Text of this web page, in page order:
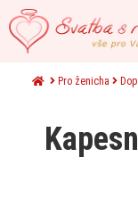
Pro ženicha